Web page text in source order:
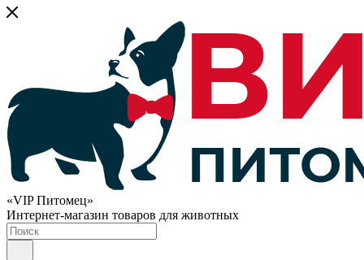
«VIP Питомец»
Интернет-магазин товаров для животных